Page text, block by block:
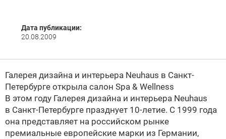
Дата публикации:
20.08.2009
Галерея дизайна и интерьера Neuhaus в Санкт-
Петербурге открыла салон Spa & Wellness
В этом году Галерея дизайна и интерьера Neuhaus
в Санкт-Петербурге празднует 10-летие. С 1999 года
она представляет на российском рынке
премиальные европейские марки из Германии,